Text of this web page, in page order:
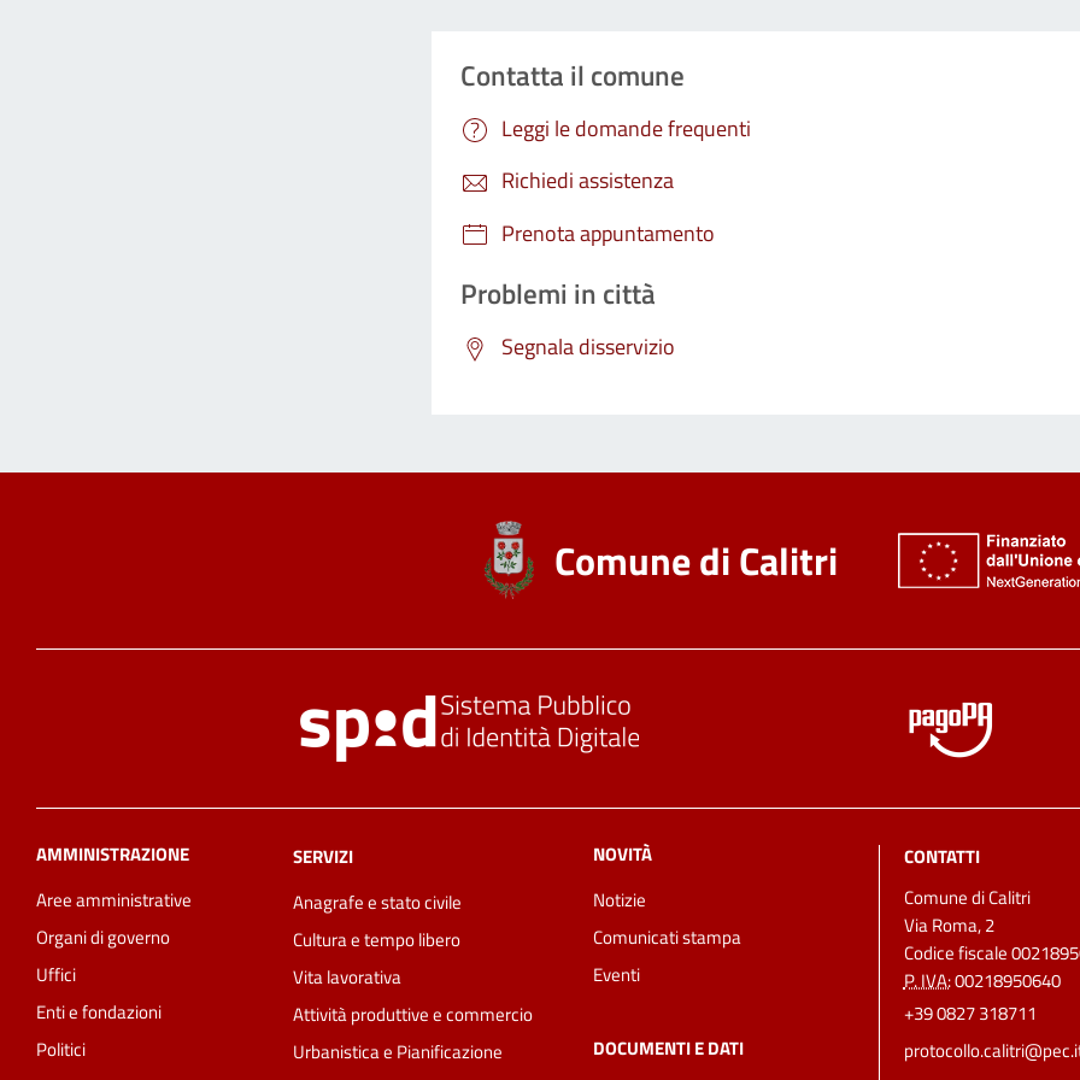
Contatta il comune
Leggi le domande frequenti
Richiedi assistenza
Prenota appuntamento
Problemi in città
Segnala disservizio
Comune di Calitri
AMMINISTRAZIONE
Aree amministrative
Organi di governo
Uffici
Enti e fondazioni
Politici
SERVIZI
Anagrafe e stato civile
Cultura e tempo libero
Vita lavorativa
Attività produttive e commercio
Urbanistica e Pianificazione
NOVITÀ
Notizie
Comunicati stampa
Eventi
DOCUMENTI E DATI
CONTATTI
Comune di Calitri
Via Roma, 2
Codice fiscale
P. IVA:00218950640
+39 0827 318711